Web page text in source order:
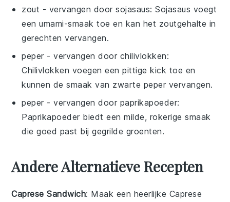
zout - vervangen doorsojasaus: Sojasaus voegt
een umami-smaak toe en kan het zoutgehalte in
gerechten vervangen.
peper - vervangen door chilivlokken:
Chilivlokken voegen een pittige kick toe en
kunnen de smaak van zwarte peper vervangen.
peper - vervangen door paprikapoeder:
Paprikapoeder biedt een milde, rokerige smaak
die goed past bij gegrilde groenten.
Andere Alternatieve Recepten
Caprese Sandwich: Maak een heerlijke Caprese